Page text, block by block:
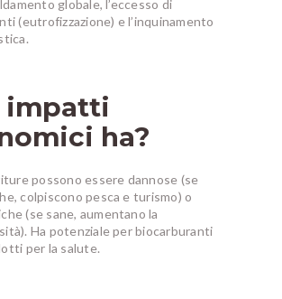
globale, l’eccesso di
(eutrofizzazione) e l’inquinamento
impatti
ha?
possono essere dannose (se
colpiscono pesca e turismo) o
(se sane, aumentano la
Ha potenziale per biocarburanti
per la salute.